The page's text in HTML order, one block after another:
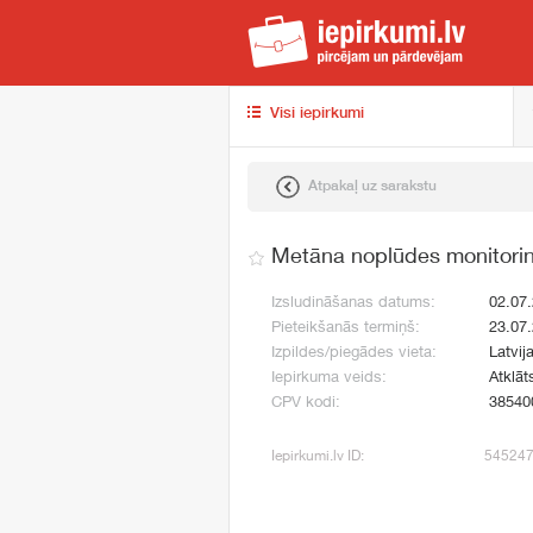
Visi iepirkumi
Atpakaļ uz sarakstu
Metāna noplūdes
Izsludināšanas datums:
Pieteikšanās termiņš:
Izpildes/piegādes vieta:
Iepirkuma veids:
CPV kodi:
Iepirkumi.lv ID: